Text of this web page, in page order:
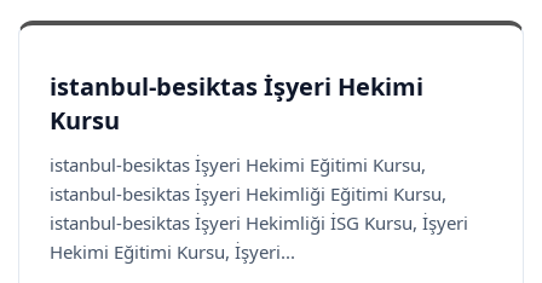
istanbul-besiktas İşyeri Hekimi
Kursu
istanbul-besiktas İşyeri Hekimi Eğitimi Kursu,
istanbul-besiktas İşyeri Hekimliği Eğitimi Kursu,
istanbul-besiktas İşyeri Hekimliği İSG Kursu, İşyeri
Hekimi Eğitimi Kursu, İşyeri...